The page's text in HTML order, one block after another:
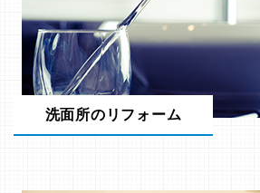
洗面所のリフォーム